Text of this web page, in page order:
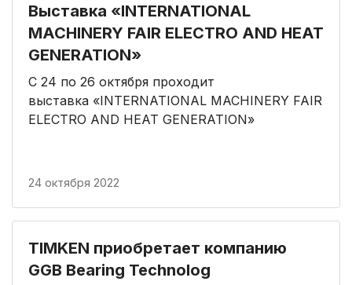
Выставка «INTERNATIONAL
MACHINERY FAIR ELECTRO AND HEAT
GENERATION»
C 24 по 26 октября проходит
выставка «INTERNATIONAL MACHINERY FAIR
ELECTRO AND HEAT GENERATION»
24 октября 2022
TIMKEN приобретает компанию
GGB Bearing Technolog